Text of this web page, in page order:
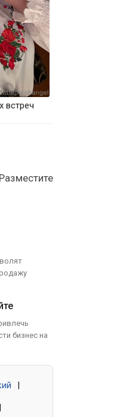
встреч
бизнес на